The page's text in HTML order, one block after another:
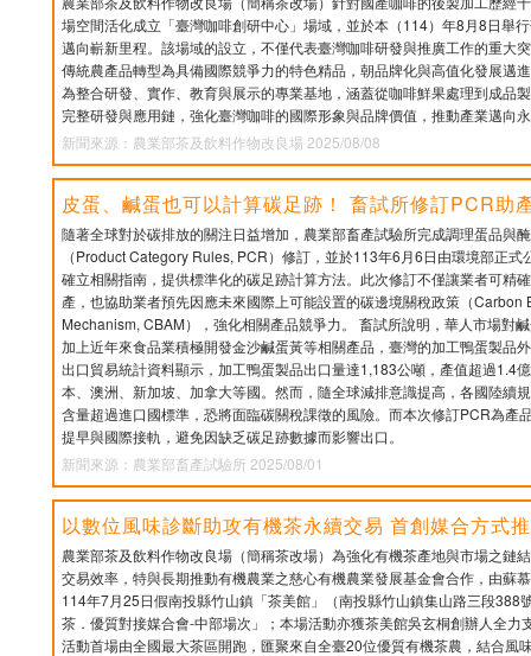
場空間活化成立「臺灣咖啡創研中心」場域，並於本（114）年8月8日舉
邁向嶄新里程。該場域的設立，不僅代表臺灣咖啡研發與推廣工作的重大
傳統農產品轉型為具備國際競爭力的特色精品，朝品牌化與高值化發展邁
為整合研發、實作、教育與展示的專業基地，涵蓋從咖啡鮮果處理到成品
完整研發與應用鏈，強化臺灣咖啡的國際形象與品牌價值，推動產業邁向
新聞來源：農業部茶及飲料作物改良場 2025/08/08
皮蛋、鹹蛋也可以計算碳足跡！ 畜試所修訂PCR助
隨著全球對於碳排放的關注日益增加，農業部畜產試驗所完成調理蛋品與
（Product Category Rules, PCR）修訂，並於113年6月6日由環境部正
確立相關指南，提供標準化的碳足跡計算方法。此次修訂不僅讓業者可精
產，也協助業者預先因應未來國際上可能設置的碳邊境關稅政策（Carbon
Mechanism, CBAM），強化相關產品競爭力。 畜試所說明，華人市場對
加上近年來食品業積極開發金沙鹹蛋黃等相關產品，臺灣的加工鴨蛋製品
出口貿易統計資料顯示，加工鴨蛋製品出口量達1,183公噸，產值超過1.4
本、澳洲、新加坡、加拿大等國。然而，隨全球減排意識提高，各國陸續
含量超過進口國標準，恐將面臨碳關稅課徵的風險。而本次修訂PCR為產
提早與國際接軌，避免因缺乏碳足跡數據而影響出口。
新聞來源：農業部畜產試驗所 2025/08/01
以數位風味診斷助攻有機茶永續交易 首創媒合方式
農業部茶及飲料作物改良場（簡稱茶改場）為強化有機茶產地與市場之鏈
交易效率，特與長期推動有機農業之慈心有機農業發展基金會合作，由蘇
114年7月25日假南投縣竹山鎮「茶美館」（南投縣竹山鎮集山路三段388
茶．優質對接媒合會-中部場次」；本場活動亦獲茶美館吳玄桐創辦人全力
活動首場由全國最大茶區開跑，匯聚來自全臺20位優質有機茶農，結合風